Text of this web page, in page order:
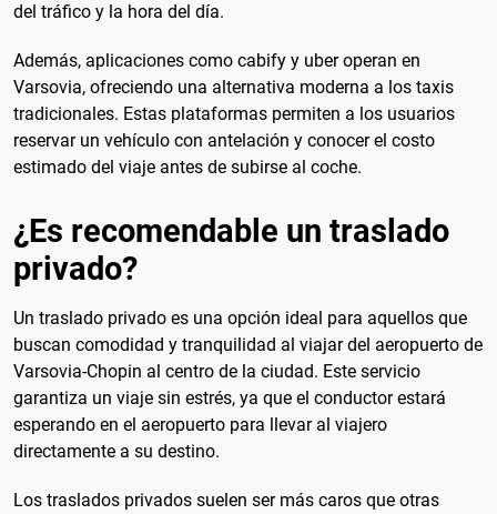
del tráfico y la hora del día.
Además, aplicaciones como cabify y uber operan en
Varsovia, ofreciendo una alternativa moderna a los taxis
tradicionales. Estas plataformas permiten a los usuarios
reservar un vehículo con antelación y conocer el costo
estimado del viaje antes de subirse al coche.
¿Es recomendable un traslado
privado?
Un traslado privado es una opción ideal para aquellos que
buscan comodidad y tranquilidad al viajar del aeropuerto de
Varsovia-Chopin al centro de la ciudad. Este servicio
garantiza un viaje sin estrés, ya que el conductor estará
esperando en el aeropuerto para llevar al viajero
directamente a su destino.
Los traslados privados suelen ser más caros que otras